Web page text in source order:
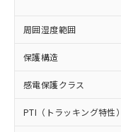
周囲湿度範囲
保護構造
感電保護クラス
PTI（トラッキング特性）
メン
お客
登録さ
およ
品・サ
引・
をご了
※当社
※3 非含有
下記の非含
とができます。
EU RoHS指
「－」：未
い合わせくだ